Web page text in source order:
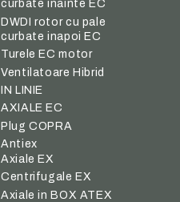
curbate inainte EC
DWDI rotor cu pale
curbate inapoi EC
Turele EC motor
Ventilatoare Hibrid
IN LINIE
AXIALE EC
Plug COPRA
Antiex
Axiale EX
Centrifugale EX
Axiale in BOX ATEX